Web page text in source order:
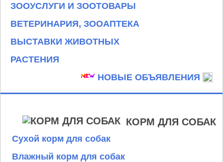
ЗООУСЛУГИ И ЗООТОВАРЫ
ВЕТЕРИНАРИЯ, ЗООАПТЕКА
ВЫСТАВКИ ЖИВОТНЫХ
РАСТЕНИЯ
НОВЫЕ ОБЪЯВЛЕНИЯ
КОРМ ДЛЯ СОБАК
Сухой корм для собак
Влажный корм для собак